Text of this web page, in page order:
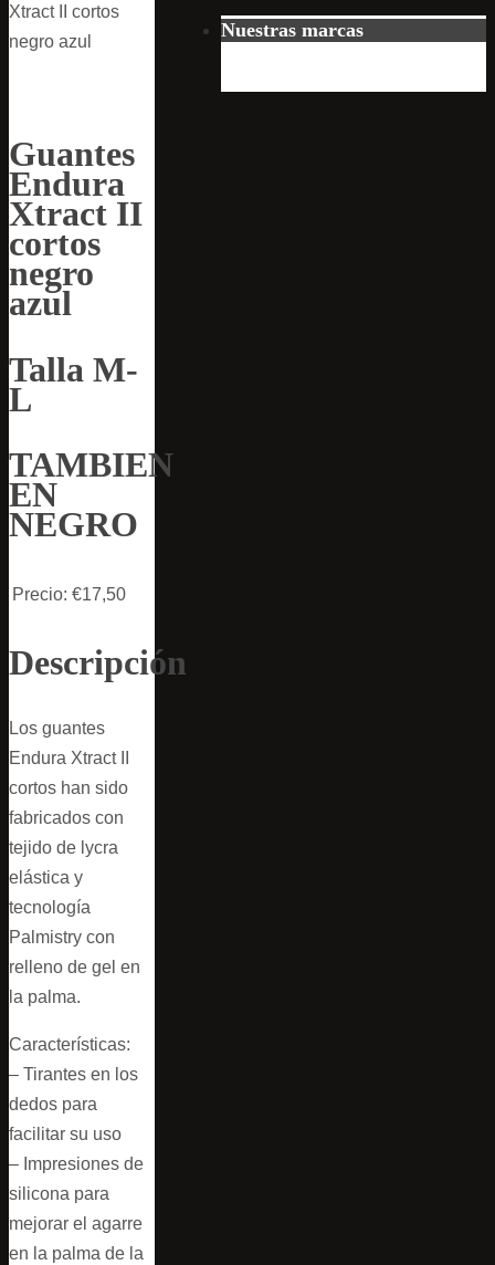
Xtract II cortos
negro azul
Guantes
Endura
Xtract II
cortos
negro
azul
Talla M-
L
TAMBIEN
EN
NEGRO
Precio: €17,50
Descripción
Los guantes
Endura Xtract II
cortos han sido
fabricados con
tejido de lycra
elástica y
tecnología
Palmistry con
relleno de gel en
la palma.
Características:
– Tirantes en los
dedos para
facilitar su uso
– Impresiones de
silicona para
mejorar el agarre
en la palma de la
Nuestras marcas